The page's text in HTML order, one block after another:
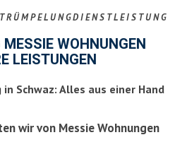
WOHNUNGEN
LEISTUNGEN
Schwaz: Alles aus einer Hand
wir von Messie Wohnungen